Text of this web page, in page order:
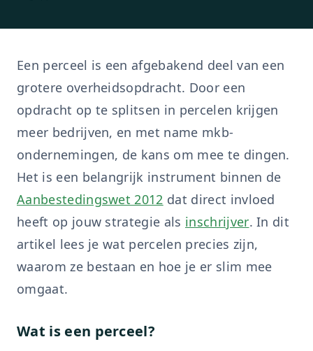
Een perceel is een afgebakend deel van een
grotere overheidsopdracht. Door een
opdracht op te splitsen in percelen krijgen
meer bedrijven, en met name mkb-
ondernemingen, de kans om mee te dingen.
Het is een belangrijk instrument binnen de
Aanbestedingswet 2012 dat direct invloed
heeft op jouw strategie als inschrijver. In dit
artikel lees je wat percelen precies zijn,
waarom ze bestaan en hoe je er slim mee
omgaat.
Wat is een perceel?